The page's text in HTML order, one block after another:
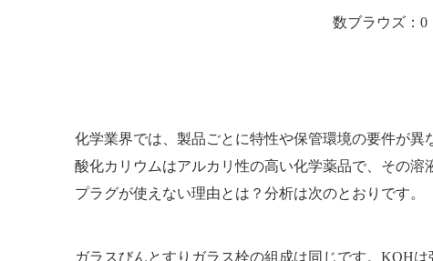
数ブラウズ： 0
化学業界では、製品ごとに特性や保管環境の要件が
酸化カリウムはアルカリ性の高い化学薬品で、その
プラグが使えない理由とは？分析は次のとおりです。
ガラスびんとすりガラス栓の組成は同じです。KOH